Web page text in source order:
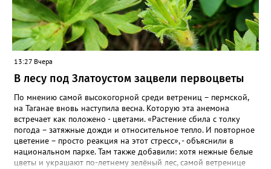
13:27 Вчера
В лесу под Златоустом зацвели первоцветы
По мнению самой высокогорной среди ветрениц – пермской,
на Таганае вновь наступила весна. Которую эта анемона
встречает как положено - цветами. «Растение сбила с толку
погода – затяжные дожди и относительное тепло. И повторное
цветение – просто реакция на этот стресс», - объяснили в
национальном парке. Там также добавили: хотя нежные белые
цветы и украшают по-летнему зелёный лес, самой ветренице